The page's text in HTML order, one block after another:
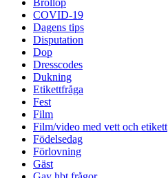
COVID-19
Dagens tips
Disputation
Dop
Dresscodes
Dukning
Etikettfråga
Fest
Film
Film/video med vett och etikett
Födelsedag
Förlovning
Gäst